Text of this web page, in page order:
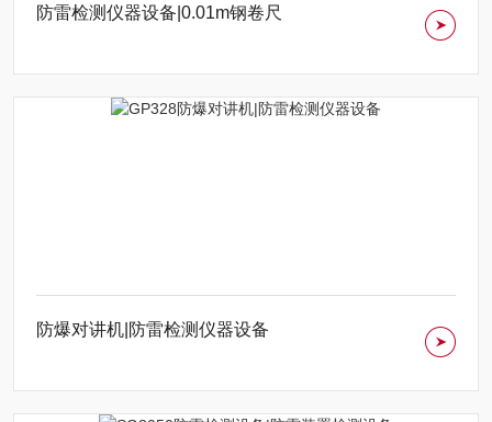
防雷检测仪器设备|0.01m钢卷尺
防爆对讲机|防雷检测仪器设备